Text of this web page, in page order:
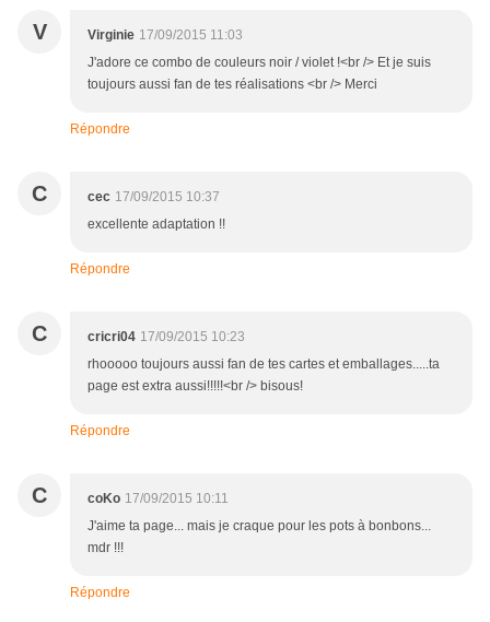
V Virginie 17/09/2015 11:03
J'adore ce combo de couleurs noir / violet !<br /> Et je suis
toujours aussi fan de tes réalisations <br /> Merci
Répondre
C cec 17/09/2015 10:37
excellente adaptation !!
Répondre
C cricri04 17/09/2015 10:23
rhooooo toujours aussi fan de tes cartes et emballages.....ta
page est extra aussi!!!!!<br /> bisous!
Répondre
C coKo 17/09/2015 10:11
J'aime ta page... mais je craque pour les pots à bonbons...
mdr !!!
Répondre